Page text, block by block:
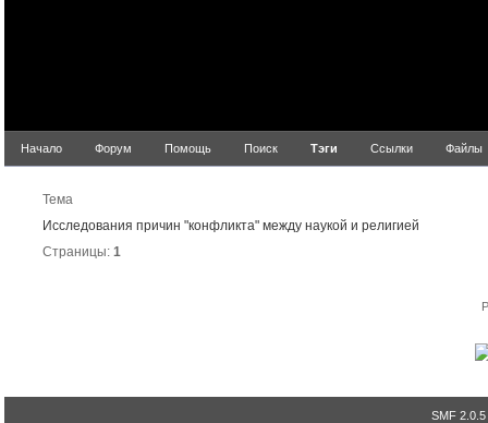
Начало Форум Помощь Поиск Тэги Ссылки Файлы
Тема
Исследования причин "конфликта" между наукой и религией
Страницы: 1
SMF 2.0.5